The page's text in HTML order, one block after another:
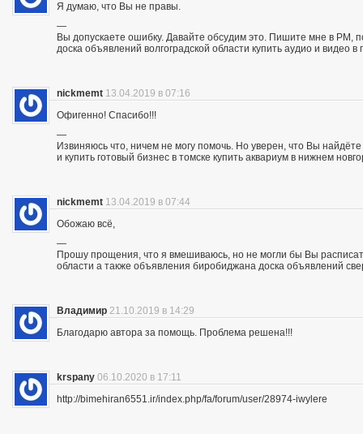
Я думаю, что Вы не правы.
—
Вы допускаете ошибку. Давайте обсудим это. Пишите мне в PM,
доска объявлений волгоградской области купить аудио и видео в
nickmemt 13.04.2019 в 07:16
Офигенно! Спасибо!!!
—
Извиняюсь что, ничем не могу помочь. Но уверен, что Вы
и купить готовый бизнес в томске купить аквариум в нижнем
nickmemt 13.04.2019 в 07:44
Обожаю всё,
—
Прошу прощения, что я вмешиваюсь, но не могли бы Вы
области а также объявления биробиджана доска объявлений
Владимир 21.10.2019 в 14:29
Благодарю автора за помощь. Проблема решена!!!
krspany 06.10.2020 в 17:11
http://bimehiran6551.ir/index.php/fa/forum/user/28974-iwylere